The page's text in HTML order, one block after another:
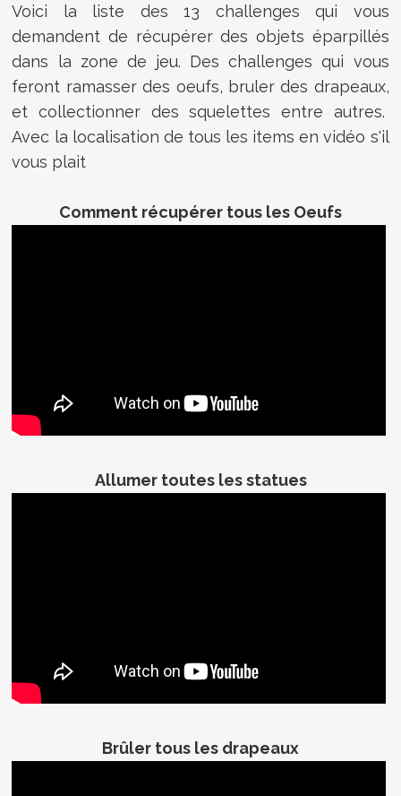
Voici la liste des 13 challenges qui vous
demandent de récupérer des objets éparpillés
dans la zone de jeu. Des challenges qui vous
feront ramasser des oeufs, bruler des drapeaux,
et collectionner des squelettes entre autres.
Avec la localisation de tous les items en vidéo s'il
vous plait
Comment récupérer tous les Oeufs
Allumer toutes les statues
Brûler tous les drapeaux